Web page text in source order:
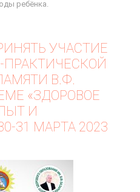
ребёнка.
УЧАСТИЕ
В.Ф.
«ЗДОРОВОЕ
И
31 МАРТА 2023